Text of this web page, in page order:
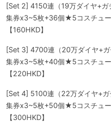
[Set 2] 4150連（19万ダイヤ+
集券x3~5枚+36個★5コスチュ
【160HKD】
[Set 3] 4700連（20万ダイヤ+
集券x3~5枚+40個★5コスチュ
【220HKD】
[Set 4] 5100連（22万ダイヤ+
集券x3~5枚+50個★5コスチュ
【300HKD】